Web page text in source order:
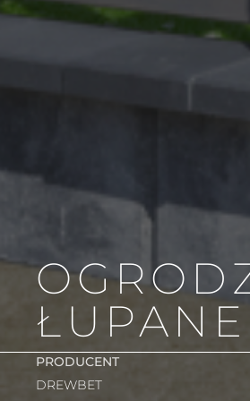
PRODUCENT
DREWBET